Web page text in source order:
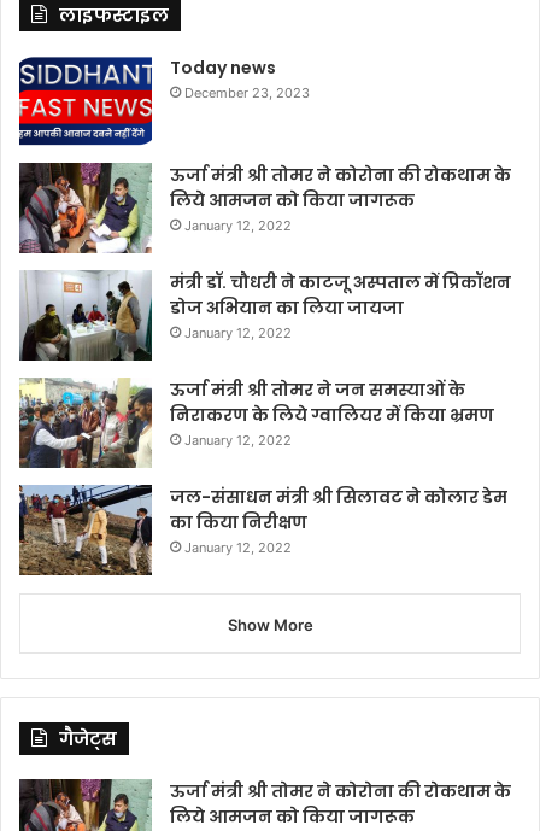
लाइफस्टाइल
Today news
December 23, 2023
ऊर्जा मंत्री श्री तोमर ने कोरोना की रोकथाम के
लिये आमजन को किया जागरूक
January 12, 2022
मंत्री डॉ. चौधरी ने काटजू अस्पताल में प्रिकॉशन
डोज अभियान का लिया जायजा
January 12, 2022
ऊर्जा मंत्री श्री तोमर ने जन समस्याओं के
निराकरण के लिये ग्वालियर में किया भ्रमण
January 12, 2022
जल-संसाधन मंत्री श्री सिलावट ने कोलार डेम
का किया निरीक्षण
January 12, 2022
Show More
गैजेट्स
ऊर्जा मंत्री श्री तोमर ने कोरोना की रोकथाम के
लिये आमजन को किया जागरूक